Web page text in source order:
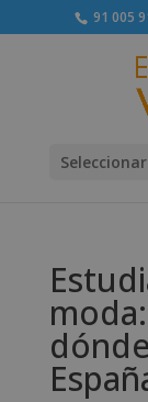
91 005